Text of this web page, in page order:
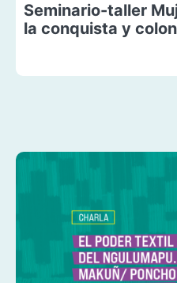
Seminario-taller
la conquista y